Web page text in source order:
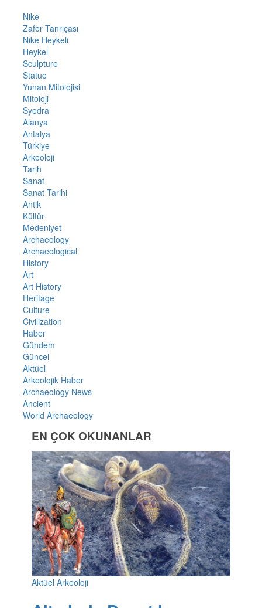
Nike
Zafer Tanrıçası
Nike Heykeli
Heykel
Sculpture
Statue
Yunan Mitolojisi
Mitoloji
Syedra
Alanya
Antalya
Türkiye
Arkeoloji
Tarih
Sanat
Sanat Tarihi
Antik
Kültür
Medeniyet
Archaeology
Archaeological
History
Art
Art History
Heritage
Culture
Civilization
Haber
Gündem
Güncel
Aktüel
Arkeolojik Haber
Archaeology News
Ancient
World Archaeology
EN ÇOK OKUNANLAR
Aktüel Arkeoloji